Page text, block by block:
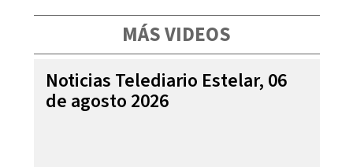
MÁS VIDEOS
Noticias Telediario Estelar, 06
de agosto 2026